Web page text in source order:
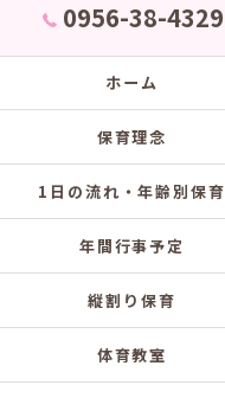
0956-38-4329
ホーム
保育理念
1日の流れ・年齢別保育
年間行事予定
縦割り保育
体育教室